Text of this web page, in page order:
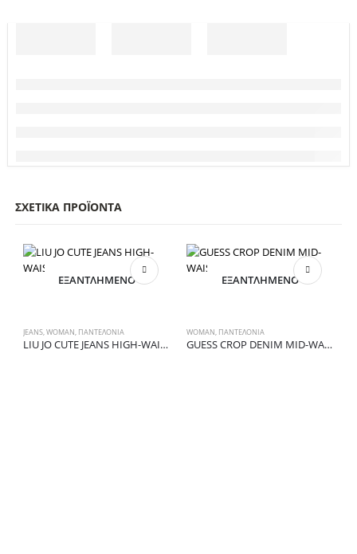
ΣΧΕΤΙΚΆ ΠΡΟΪΌΝΤΑ
ΕΞΑΝΤΛΗΜΈΝΟ
JEANS,WOMAN, ΠΑΝΤΕΛΟΝΙΑ
LIU JO CUTE JEANS HIGH-WAIST A1034
ΕΞΑΝΤΛΗΜΈΝΟ
WOMAN, ΠΑΝΤΕΛΟΝΙΑ
GUESS CROP DENIM MID-WAIST A48